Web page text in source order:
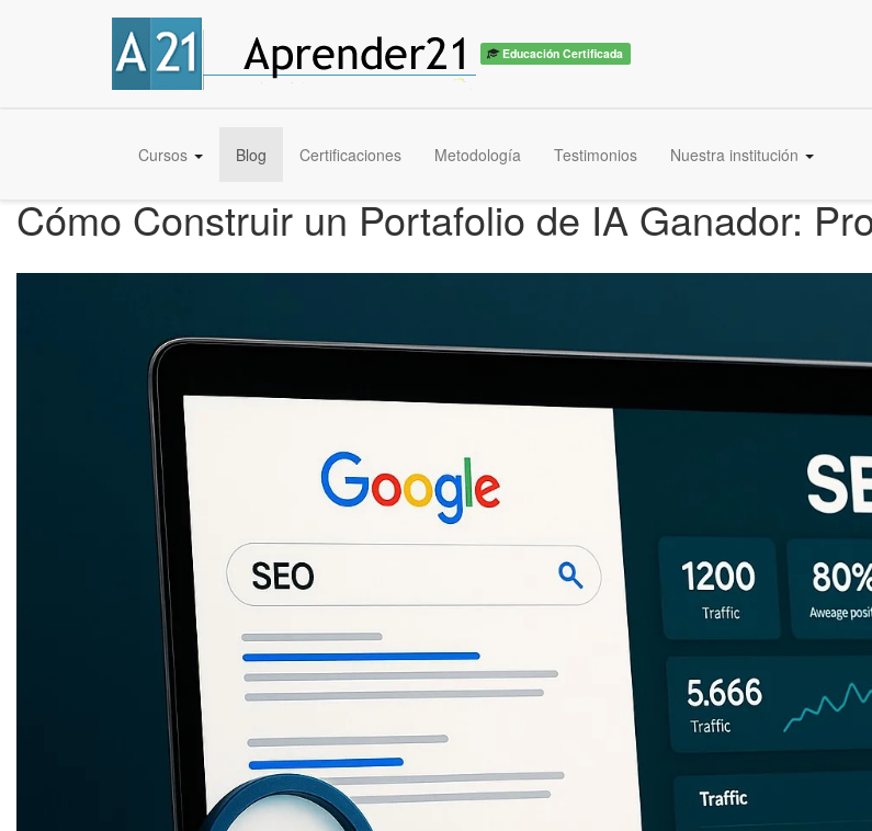
Educación Certificada
Cursos Blog Certificaciones Metodología Testimonios Nuestra institución
Cómo Construir un Portafolio de IA Ganador: